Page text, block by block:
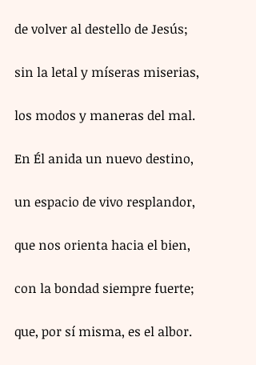
de volver al destello de Jesús;
sin la letal y míseras miserias,
los modos y maneras del mal.
En Él anida un nuevo destino,
un espacio de vivo resplandor,
que nos orienta hacia el bien,
con la bondad siempre fuerte;
que, por sí misma, es el albor.